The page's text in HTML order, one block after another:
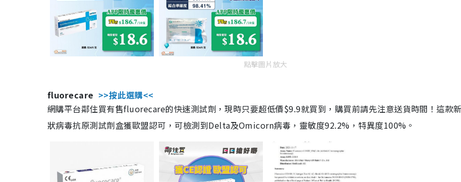
點擊圖片放大
fluorecare >>按此選購<<
網購平台鄰住買有售fluorecare的快速測試劑，現時只要超低價$9.9就買到，購買前請先注意送貨時間！這款
狀病毒抗原測試劑盒獲歐盟認可，可檢測到Delta及Omicorn病毒，靈敏度92.2%，特異度100%。